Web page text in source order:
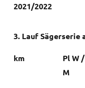
2021/2022
3. Lauf Sägerserie
km
Pl W /
M